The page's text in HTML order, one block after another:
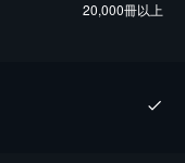
20,000冊以上